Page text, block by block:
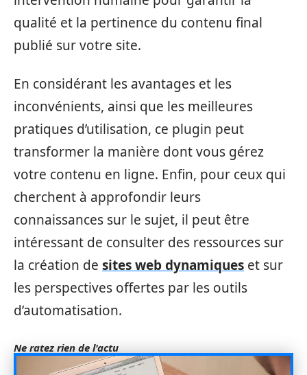
qualité et la pertinence du contenu final
publié sur votre site.
En considérant les avantages et les
inconvénients, ainsi que les meilleures
pratiques d’utilisation, ce plugin peut
transformer la manière dont vous gérez
votre contenu en ligne. Enfin, pour ceux qui
cherchent à approfondir leurs
connaissances sur le sujet, il peut être
intéressant de consulter des ressources sur
la création de sites web dynamiques et sur
les perspectives offertes par les outils
d’automatisation.
Ne ratez rien de l'actu